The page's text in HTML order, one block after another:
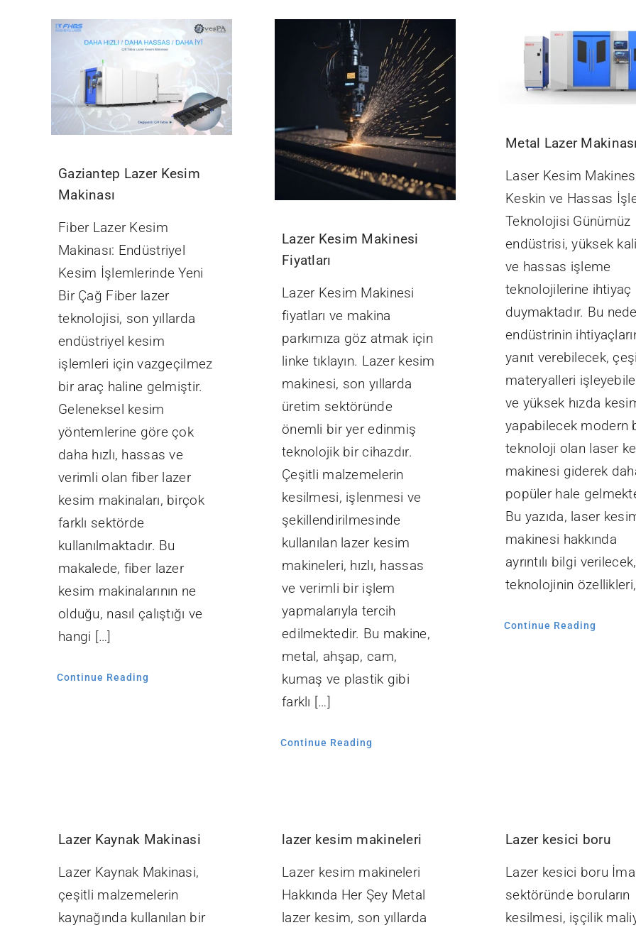
Gaziantep Lazer Kesim
Makinası
Fiber Lazer Kesim
Makinası: Endüstriyel
Kesim İşlemlerinde Yeni
Bir Çağ Fiber lazer
teknolojisi, son yıllarda
endüstriyel kesim
işlemleri için vazgeçilmez
bir araç haline gelmiştir.
Geleneksel kesim
yöntemlerine göre çok
daha hızlı, hassas ve
verimli olan fiber lazer
kesim makinaları, birçok
farklı sektörde
kullanılmaktadır. Bu
makalede, fiber lazer
kesim makinalarının ne
olduğu, nasıl çalıştığı ve
hangi […]
Continue Reading
Lazer Kesim Makinesi
Fiyatları
Lazer Kesim Makinesi
fiyatları ve makina
parkımıza göz atmak için
linke tıklayın. Lazer kesim
makinesi, son yıllarda
üretim sektöründe
önemli bir yer edinmiş
teknolojik bir cihazdır.
Çeşitli malzemelerin
kesilmesi, işlenmesi ve
şekillendirilmesinde
kullanılan lazer kesim
makineleri, hızlı, hassas
ve verimli bir işlem
yapmalarıyla tercih
edilmektedir. Bu makine,
metal, ahşap, cam,
kumaş ve plastik gibi
farklı […]
Continue Reading
Metal Lazer Makinası
Laser Kesim
Keskin ve Hassas
Teknolojisi Günümüz
endüstrisi, yüksek
ve hassas işleme
teknolojilerine ihtiyaç
duymaktadır. Bu
endüstrinin
yanıt verebilecek,
materyalleri
ve yüksek hızda
yapabilecek modern
teknoloji olan laser
makinesi giderek
popüler hale
Bu yazıda, laser
makinesi hakkında
ayrıntılı bilgi verilecek,
teknolojinin
Continue Reading
Lazer Kaynak Makinasi
Lazer Kaynak Makinasi,
çeşitli malzemelerin
kaynağında kullanılan bir
lazer kesim makineleri
Lazer kesim makineleri
Hakkında Her Şey Metal
lazer kesim, son yıllarda
Lazer kesici boru
Lazer kesici boru
sektöründe boruların
kesilmesi, işçilik